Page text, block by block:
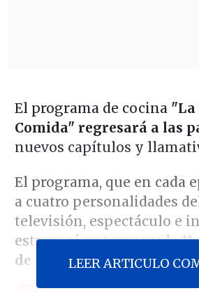
El programa de cocina "La
Comida" regresará a las
nuevos capítulos y
El programa, que en cada
a cuatro personalidades
televisión, espectáculo e
estrenará su temporada 11
de marzo a las 22:00
LEER ARTICULO